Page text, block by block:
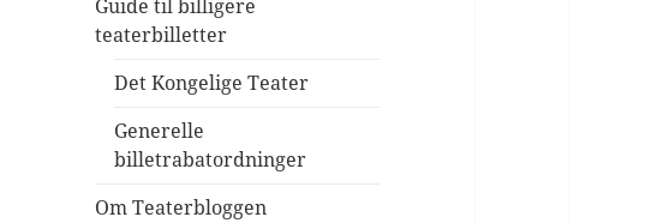
Guide til billigere
teaterbilletter
Det Kongelige Teater
Generelle
billetrabatordninger
Om Teaterbloggen